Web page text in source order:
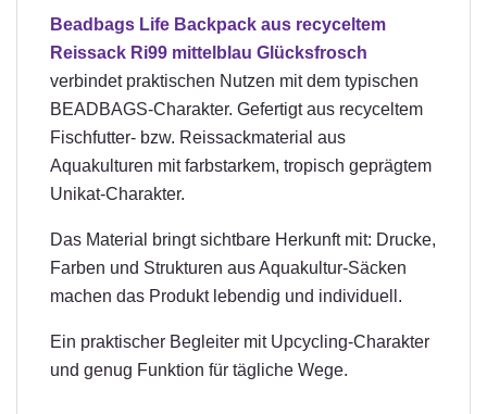
Beadbags Life Backpack aus recyceltem
Reissack Ri99 mittelblau Glücksfrosch
verbindet praktischen Nutzen mit dem typischen
BEADBAGS-Charakter. Gefertigt aus recyceltem
Fischfutter- bzw. Reissackmaterial aus
Aquakulturen mit farbstarkem, tropisch geprägtem
Unikat-Charakter.
Das Material bringt sichtbare Herkunft mit: Drucke,
Farben und Strukturen aus Aquakultur-Säcken
machen das Produkt lebendig und individuell.
Ein praktischer Begleiter mit Upcycling-Charakter
und genug Funktion für tägliche Wege.